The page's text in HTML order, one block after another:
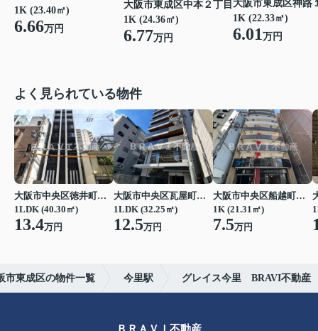
1K (23.40㎡)
6.66万円
大阪市東成区中本２丁目
1K (24.36㎡)
6.77万円
大阪市東成区神路
1K (22.33㎡)
6.01万円
よく見られている物件
大阪市中央区徳井町２丁目
1LDK (40.30㎡)
13.4万円
大阪市中央区瓦屋町１丁目
1LDK (32.25㎡)
12.5万円
大阪市中央区船越町２丁目
1K (21.31㎡)
7.5万円
市東成区の物件一覧 今里駅 グレイス今里 BRAVI不動産
ＢＲＡＶＩ不動産